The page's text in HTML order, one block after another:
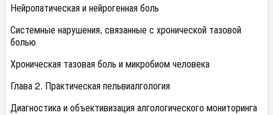
Нейропатическая и нейрогенная боль
Системные нарушения, связанные с хронической тазовой
болью
Хроническая тазовая боль и микробиом человека
Глава 2. Практическая пельвиалгология
Диагностика и объективизация алгологического мониторинга